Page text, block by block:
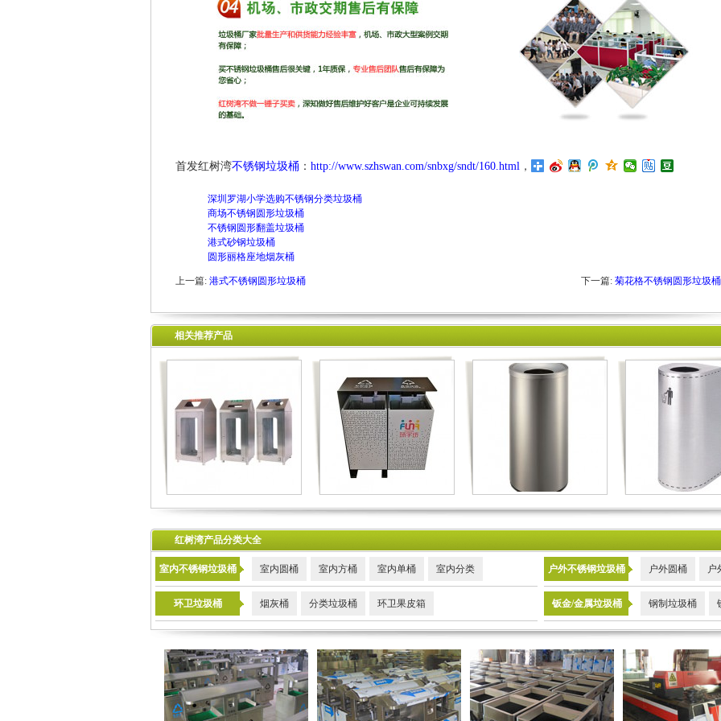
首发红树湾不锈钢垃圾桶 ： http://www.szhswan.com/snbxg/sndt/160.html ，
深圳罗湖小学选购不锈钢分类垃圾桶
商场不锈钢圆形垃圾桶
不锈钢圆形翻盖垃圾桶
港式砂钢垃圾桶
圆形丽格座地烟灰桶
上一篇: 港式不锈钢圆形垃圾桶 下一篇: 菊花格不锈钢圆形垃圾桶
相关推荐产品
红树湾产品分类大全
室内不锈钢垃圾桶 室内圆桶 室内方桶 室内单桶 室内分类
环卫垃圾桶 烟灰桶 分类垃圾桶 环卫果皮箱
户外不锈钢垃圾桶 户外圆桶 户
钣金/金属垃圾桶 钢制垃圾桶